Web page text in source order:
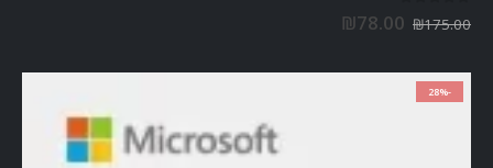
₪175.00
₪78.00
-28%